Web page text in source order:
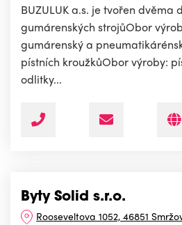
BUZULUK a.s. je tvořen dvěma
gumárenských strojůObor
gumárenský a
pístních kroužkůObor výroby:
odlitky...
Byty Solid s.r.o.
Rooseveltova 1052, 46851